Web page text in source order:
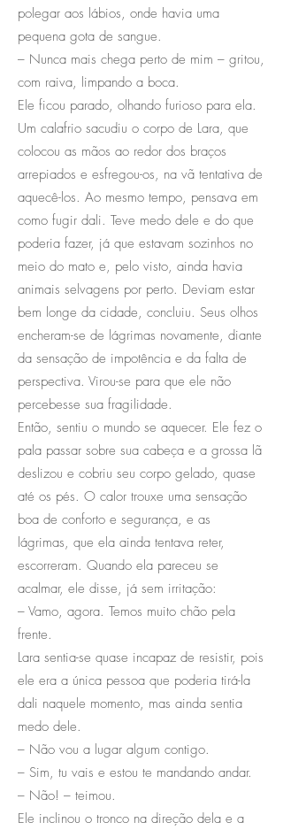
polegar aos lábios, onde havia uma
pequena gota de sangue.
– Nunca mais chega perto de mim – gritou,
com raiva, limpando a boca.
Ele ficou parado, olhando furioso para ela.
Um calafrio sacudiu o corpo de Lara, que
colocou as mãos ao redor dos braços
arrepiados e esfregou-os, na vã tentativa de
aquecê-los. Ao mesmo tempo, pensava em
como fugir dali. Teve medo dele e do que
poderia fazer, já que estavam sozinhos no
meio do mato e, pelo visto, ainda havia
animais selvagens por perto. Deviam estar
bem longe da cidade, concluiu. Seus olhos
encheram-se de lágrimas novamente, diante
da sensação de impotência e da falta de
perspectiva. Virou-se para que ele não
percebesse sua fragilidade.
Então, sentiu o mundo se aquecer. Ele fez o
pala passar sobre sua cabeça e a grossa lã
deslizou e cobriu seu corpo gelado, quase
até os pés. O calor trouxe uma sensação
boa de conforto e segurança, e as
lágrimas, que ela ainda tentava reter,
escorreram. Quando ela pareceu se
acalmar, ele disse, já sem irritação:
– Vamo, agora. Temos muito chão pela
frente.
Lara sentia-se quase incapaz de resistir, pois
ele era a única pessoa que poderia tirá-la
dali naquele momento, mas ainda sentia
medo dele.
– Não vou a lugar algum contigo.
– Sim, tu vais e estou te mandando andar.
– Não! – teimou.
Ele inclinou o tronco na direção dela e a